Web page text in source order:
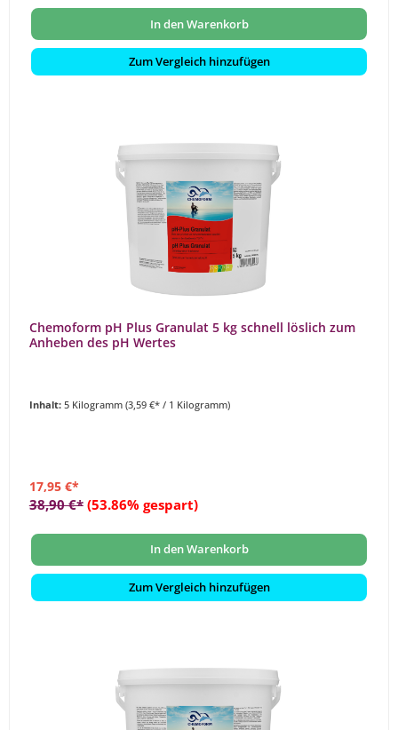
In den Warenkorb
Zum Vergleich hinzufügen
Chemoform pH Plus Granulat 5 kg schnell löslich zum
Anheben des pH Wertes
Inhalt: 5 Kilogramm (3,59 €* / 1 Kilogramm)
17,95 €*
38,90 €* (53.86% gespart)
In den Warenkorb
Zum Vergleich hinzufügen